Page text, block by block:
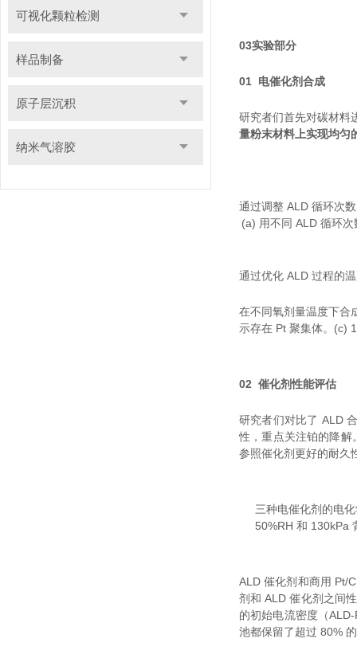
可视化颗粒检测
样品制备
原子层沉积
纳米气溶胶
03实验部分
01 电催化剂合成
研究者们首先对碳材料
量粉末材料上实现均匀
通过调整 ALD 循环次
(a) 用不同 ALD 循环
通过优化 ALD 过程的
在不同氧剂量温度下合
示存在 Pt 聚集体。(c)
02 催化剂性能评估
研究者们对比了 ALD
性，重点关注铂的降解
参照催化剂更好的耐久
三种电催化剂的电
50%RH 和 130kPa
ALD 催化剂和商用 Pt/
剂和 ALD 催化剂之间
的初始电流密度（
池都保留了超过 80%